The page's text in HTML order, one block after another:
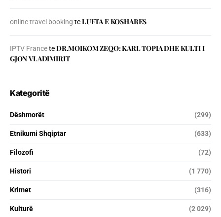
online travel booking teLUFTA E KOSHARES
IPTV FranceteDR.MOIKOM ZEQO: KARL TOPIA DHE KULTI I
GJON VLADIMIRIT
Kategoritë
Dëshmorët (299)
Etnikumi Shqiptar (633)
Filozofi (72)
Histori (1 770)
Krimet (316)
Kulturë (2 029)